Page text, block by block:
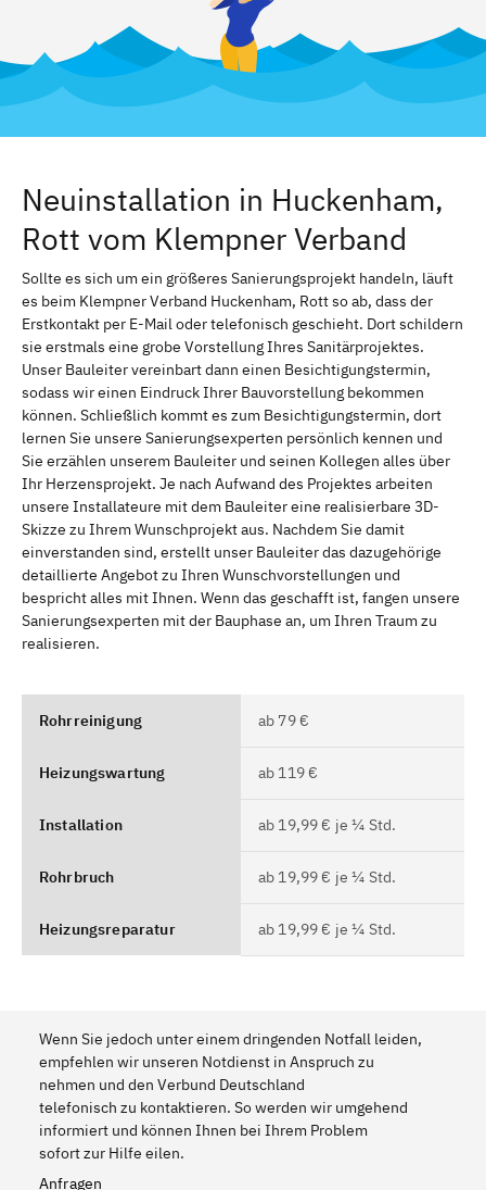
Neuinstallation in Huckenham,
Rott vom Klempner Verband
Sollte es sich um ein größeres Sanierungsprojekt handeln, läuft
es beim Klempner Verband Huckenham, Rott so ab, dass der
Erstkontakt per E-Mail oder telefonisch geschieht. Dort schildern
sie erstmals eine grobe Vorstellung Ihres Sanitärprojektes.
Unser Bauleiter vereinbart dann einen Besichtigungstermin,
sodass wir einen Eindruck Ihrer Bauvorstellung bekommen
können. Schließlich kommt es zum Besichtigungstermin, dort
lernen Sie unsere Sanierungsexperten persönlich kennen und
Sie erzählen unserem Bauleiter und seinen Kollegen alles über
Ihr Herzensprojekt. Je nach Aufwand des Projektes arbeiten
unsere Installateure mit dem Bauleiter eine realisierbare 3D-
Skizze zu Ihrem Wunschprojekt aus. Nachdem Sie damit
einverstanden sind, erstellt unser Bauleiter das dazugehörige
detaillierte Angebot zu Ihren Wunschvorstellungen und
bespricht alles mit Ihnen. Wenn das geschafft ist, fangen unsere
Sanierungsexperten mit der Bauphase an, um Ihren Traum zu
realisieren.
Rohrreinigung ab 79 €
Heizungswartung ab 119 €
Installation ab 19,99 € je ¼ Std.
Rohrbruch ab 19,99 € je ¼ Std.
Heizungsreparatur ab 19,99 € je ¼ Std.
Wenn Sie jedoch unter einem dringenden Notfall leiden,
empfehlen wir unseren Notdienst in Anspruch zu
nehmen und den Verbund Deutschland
telefonisch zu kontaktieren. So werden wir umgehend
informiert und können Ihnen bei Ihrem Problem
sofort zur Hilfe eilen.
Anfragen